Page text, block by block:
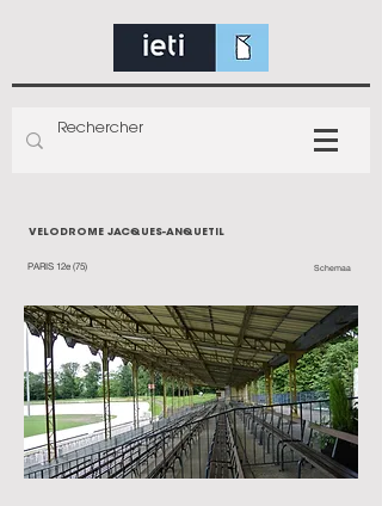
VELODROME JACQUES-ANQUETIL
PARIS 12e (75) Schemaa